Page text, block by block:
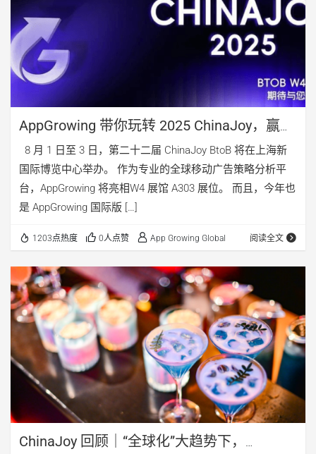
AppGrowing 带你玩转 2025 ChinaJoy，赢限
量好礼，赴最 Chill Party！
8 月 1 日至 3 日，第二十二届 ChinaJoy BtoB 将在上海新
国际博览中心举办。 作为专业的全球移动广告策略分析平
台，AppGrowing 将亮相W4 展馆 A303 展位。 而且，今年也
是 AppGrowing 国际版 […]
1203点热度 0人点赞 App Growing Global 阅读全文
ChinaJoy 回顾｜“全球化”大趋势下，